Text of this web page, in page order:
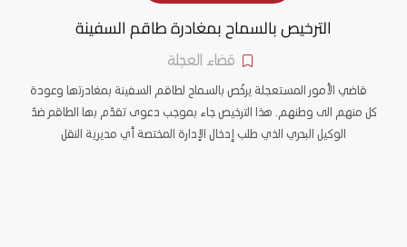
الترخيص بالسماح بمغادرة طاقم السفينة
قضاء العجلة
قاضي الأمور المستعجلة يرخّص بالسماح لطاقم السفينة بمغادرتها وعودة
كل منهم الى وطنهم. هذا الترخيص جاء بموجب دعوى تقدّم بها الطاقم ضدّ
الوكيل البحري الذي طلب إدخال الإدارة المختصة أي مديرية النقل